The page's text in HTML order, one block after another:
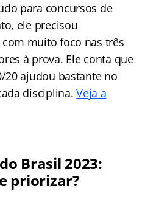
para concursos de
ele precisou
muito foco nas três
à prova. Ele conta que
ajudou bastante no
disciplina.Veja a
Brasil 2023:
priorizar?